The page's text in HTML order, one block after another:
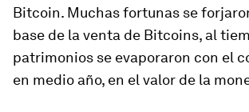
Bitcoin. Muchas fortunas se
base de la venta de Bitcoins, al
patrimonios se evaporaron con el
en medio año, en el valor de la